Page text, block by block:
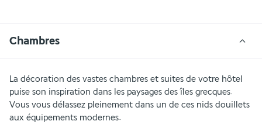
Chambres
La décoration des vastes chambres et suites de votre hôtel
puise son inspiration dans les paysages des îles grecques.
Vous vous délassez pleinement dans un de ces nids douillets
aux équipements modernes.